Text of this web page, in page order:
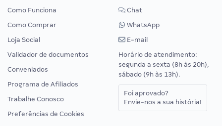
Como Funciona
Como Comprar
Loja Social
Validador de documentos
Conveniados
Programa de Afiliados
Trabalhe Conosco
Preferências de Cookies
Chat
WhatsApp
E-mail
Horário de atendimento:
segunda a sexta (8h às 20h),
sábado (9h às 13h).
Foi aprovado?
Envie-nos a sua história!